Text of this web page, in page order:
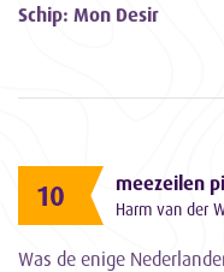
Schip: Mon Desir
10 meezeilen
Harm van der
Was de enige